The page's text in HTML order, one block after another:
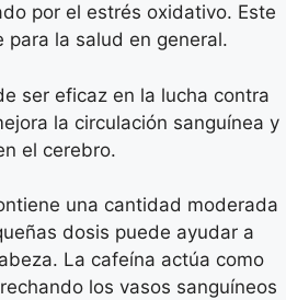
por el estrés oxidativo. Este
para la salud en general.
ser eficaz en la lucha contra
la circulación sanguínea y
el cerebro.
una cantidad moderada
dosis puede ayudar a
La cafeína actúa como
los vasos sanguíneos